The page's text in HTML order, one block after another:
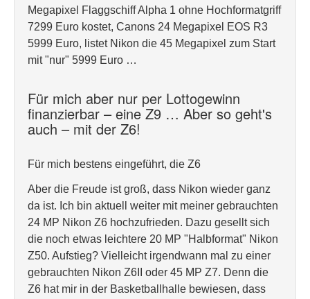
Megapixel Flaggschiff Alpha 1 ohne Hochformatgriff
7299 Euro kostet, Canons 24 Megapixel EOS R3
5999 Euro, listet Nikon die 45 Megapixel zum Start
mit "nur" 5999 Euro …
Für mich aber nur per Lottogewinn
finanzierbar – eine Z9 … Aber so geht's
auch – mit der Z6!
Für mich bestens eingeführt, die Z6
Aber die Freude ist groß, dass Nikon wieder ganz
da ist. Ich bin aktuell weiter mit meiner gebrauchten
24 MP Nikon Z6 hochzufrieden. Dazu gesellt sich
die noch etwas leichtere 20 MP "Halbformat" Nikon
Z50. Aufstieg? Vielleicht irgendwann mal zu einer
gebrauchten Nikon Z6II oder 45 MP Z7. Denn die
Z6 hat mir in der Basketballhalle bewiesen, dass